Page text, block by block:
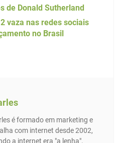
de Donald Sutherland
vaza nas redes sociais
no Brasil
é formado em marketing e
com internet desde 2002,
a internet era "a lenha".